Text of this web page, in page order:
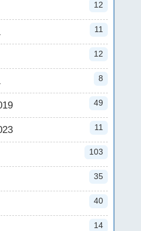
12
11
12
8
49
11
103
35
40
14